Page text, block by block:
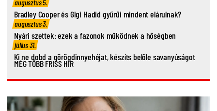
augusztus 5.
Bradley Cooper és Gigi Hadid gyűrűi mindent elárulnak?
augusztus 3.
Nyári szettek: ezek a fazonok működnek a hőségben
július 31.
Ki ne dobd a görögdinnyehéjat, készíts belőle savanyúságot
MÉG TÖBB FRISS HÍR